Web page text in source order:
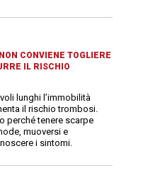
CONVIENE TOGLIERE
IL RISCHIO
lunghi l’immobilità
il rischio trombosi.
perché tenere scarpe
muoversi e
i sintomi.